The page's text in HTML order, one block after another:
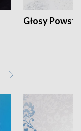
Głosy